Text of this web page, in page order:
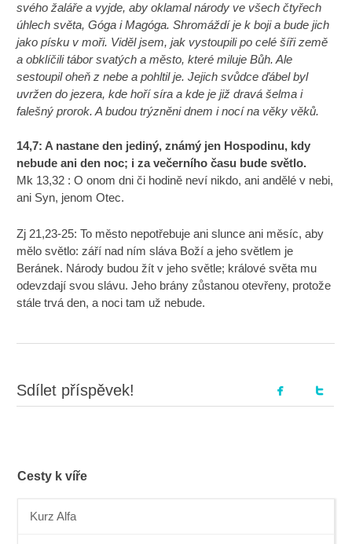
svého žaláře a vyjde, aby oklamal národy ve všech čtyřech
úhlech světa, Góga i Magóga. Shromáždí je k boji a bude jich
jako písku v moři. Viděl jsem, jak vystoupili po celé šíři země
a obklíčili tábor svatých a město, které miluje Bůh. Ale
sestoupil oheň z nebe a pohltil je. Jejich svůdce ďábel byl
uvržen do jezera, kde hoří síra a kde je již dravá šelma i
falešný prorok. A budou trýzněni dnem i nocí na věky věků.
14,7: A nastane den jediný, známý jen Hospodinu, kdy
nebude ani den noc; i za večerního času bude světlo.
Mk 13,32 : O onom dni či hodině neví nikdo, ani andělé v nebi,
ani Syn, jenom Otec.
Zj 21,23-25: To město nepotřebuje ani slunce ani měsíc, aby
mělo světlo: září nad ním sláva Boží a jeho světlem je
Beránek. Národy budou žít v jeho světle; králové světa mu
odevzdají svou slávu. Jeho brány zůstanou otevřeny, protože
stále trvá den, a noci tam už nebude.
Sdílet příspěvek!
Cesty k víře
Kurz Alfa